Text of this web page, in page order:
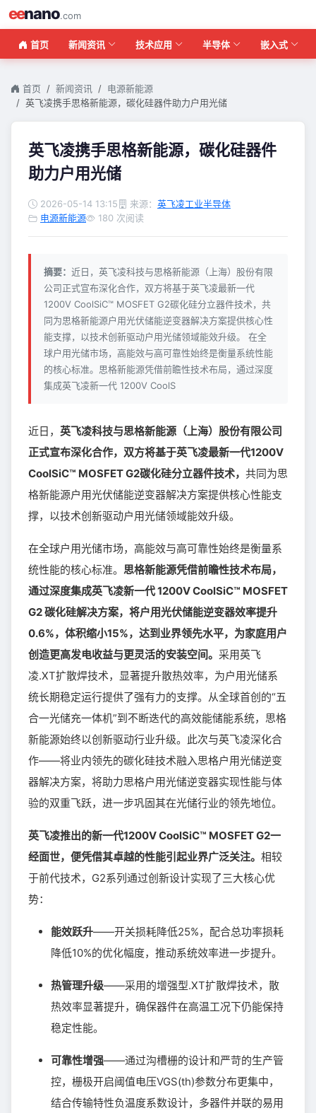
eenano.com
首页 新闻资讯 技术应用 半导体 嵌入式
首页 新闻资讯
电源新能源
英飞凌携手思格新能源，碳化硅器件助力户用光储
英飞凌携手思格新能源，碳化硅器件
助力户用光储
2026-05-14 13:15 来源： 英飞凌工业半导体
电源新能源
180 次阅读
摘要： 近日，英飞凌科技与思格新能源（上海）股份有限
公司正式宣布深化合作，双方将基于英飞凌最新一代
1200V CoolSiC™ MOSFET G2碳化硅分立器件技术，共
同为思格新能源户用光伏储能逆变器解决方案提供核心性
能支撑，以技术创新驱动户用光储领域能效升级。 在全
球户用光储市场，高能效与高可靠性始终是衡量系统性能
的核心标准。思格新能源凭借前瞻性技术布局，通过深度
集成英飞凌新一代 1200V CoolS
近日， 英飞凌科技与思格新能源（上海）股份有限公司
正式宣布深化合作，双方将基于英飞凌最新一代1200V
CoolSiC™ MOSFET G2碳化硅分立器件技术， 共同为思
格新能源户用光伏储能逆变器解决方案提供核心性能支
撑，以技术创新驱动户用光储领域能效升级。
在全球户用光储市场，高能效与高可靠性始终是衡量系
统性能的核心标准。 思格新能源凭借前瞻性技术布局，
通过深度集成英飞凌新一代 1200V CoolSiC™ MOSFET
G2 碳化硅解决方案，将户用光伏储能逆变器效率提升
0.6%，体积缩小15%，达到业界领先水平，为家庭用户
创造更高发电收益与更灵活的安装空间。 采用英飞
凌.XT扩散焊技术，显著提升散热效率，为户用光储系
统长期稳定运行提供了强有力的支撑。从全球首创的“五
合一光储充一体机”到不断迭代的高效能储能系统，思格
新能源始终以创新驱动行业升级。此次与英飞凌深化合
作——将业内领先的碳化硅技术融入思格户用光储逆变
器解决方案，将助力思格户用光储逆变器实现性能与体
验的双重飞跃，进一步巩固其在光储行业的领先地位。
英飞凌推出的新一代1200V CoolSiC™ MOSFET G2一
经面世，便凭借其卓越的性能引起业界广泛关注。 相较
于前代技术，G2系列通过创新设计实现了三大核心优
势：
能效跃升——开关损耗降低25%，配合总功率损耗
降低10%的优化幅度，推动系统效率进一步提升。
热管理升级——采用的增强型.XT扩散焊技术，散
热效率显著提升，确保器件在高温工况下仍能保持
稳定性能。
可靠性增强——通过沟槽栅的设计和严苛的生产管
控，栅极开启阈值电压VGS(th)参数分布更集中，
结合传输特性负温度系数设计，多器件并联的易用